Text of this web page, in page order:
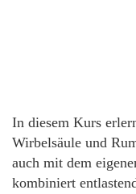
In diesem Kurs
Wirbelsäule und
auch mit dem
kombiniert